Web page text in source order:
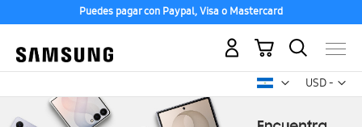
Puedes pagar con Paypal, Visa o Mastercard
USD -
dólar
Mi carrito